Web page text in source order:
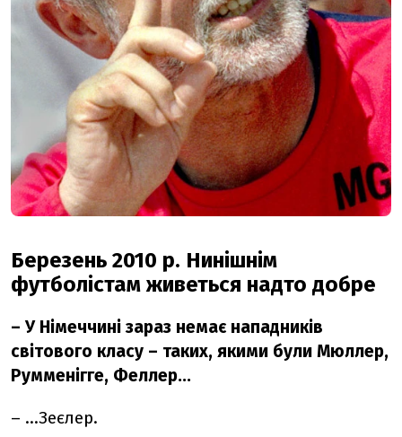
Березень 2010 р. Нинішнім
футболістам живеться надто добре
– У Німеччині зараз немає нападників
світового класу – таких, якими були Мюллер,
Румменігге, Феллер...
– ...Зеєлер.